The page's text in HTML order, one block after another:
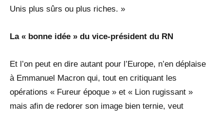
Unis plus sûrs ou plus riches. »
La « bonne idée » du vice-président du RN
Et l’on peut en dire autant pour l’Europe, n’en déplaise
à Emmanuel Macron qui, tout en critiquant les
opérations « Fureur époque » et « Lion rugissant »
mais afin de redorer son image bien ternie, veut